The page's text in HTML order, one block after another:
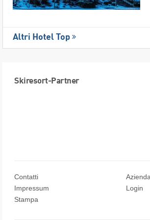
Altri Hotel Top
Skiresort-Partner
Contatti
Impressum
Stampa
Azienda
Login